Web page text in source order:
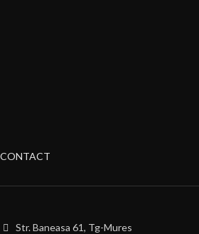
CONTACT
Str. Baneasa 61, Tg-Mures